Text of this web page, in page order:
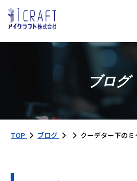
ブログ
TOP ブログ クーデター下の